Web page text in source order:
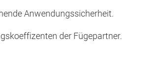
Anwendungssicherheit.
der Fügepartner.